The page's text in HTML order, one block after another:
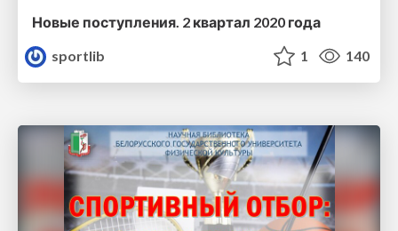
Новые поступления. 2 квартал 2020 года
sportlib
1 140